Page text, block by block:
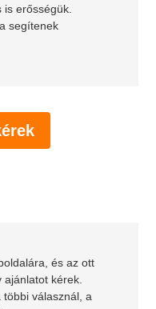
erősségük.
segítenek
és az ott
kérek.
válasznál, a